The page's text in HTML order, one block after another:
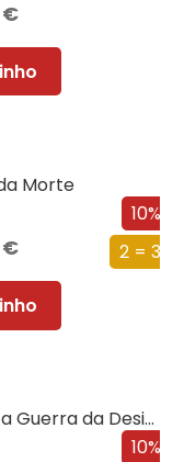
€
10%
2 = 3
Morte
€
10%
Viral: A Epidemia de Fake News e a Guerra da Desinformação